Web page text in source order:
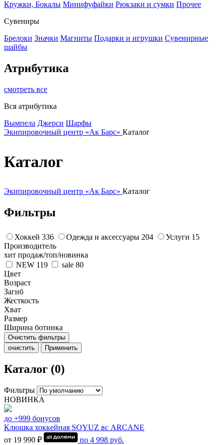
Кружки, Бокалы Минифуфайки Рюкзаки и сумки Прочее
Сувениры
Брелоки Значки Магниты Подарки и игрушки Сувенирные
шайбы
Атрибутика
смотреть все
Вся атрибутика
Вымпела Джерси Шарфы
Экипировочный центр «Ак Барс» Каталог
Каталог
Экипировочный центр «Ак Барс» Каталог
Фильтры
Хоккей 336 Одежда и аксессуары 204 Услуги 15
Производитель
хит продаж/топ/новинка
NEW 119 sale 80
Цвет
Возраст
Загиб
Жесткость
Хват
Размер
Ширина ботинка
Очистить фильтры
очистить
Применить
Каталог (0)
Фильтры
НОВИНКА
до +999 бонусов
Клюшка хоккейная SOYUZ вс ARCANE
от 19 990 ₽
по 4 998 руб.